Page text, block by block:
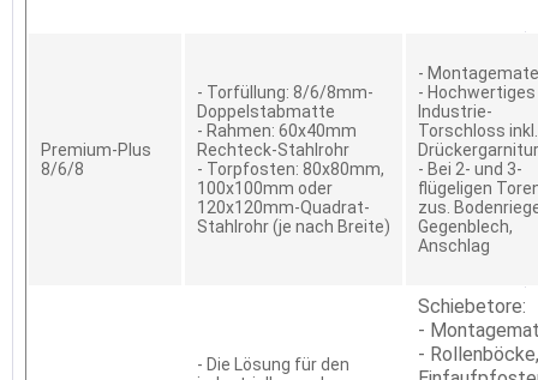
Premium-Plus
8/6/8
- Torfüllung: 8/6/8mm-
Doppelstabmatte
- Rahmen: 60x40mm
Rechteck-Stahlrohr
- Torpfosten: 80x80mm,
100x100mm oder
120x120mm-Quadrat-
Stahlrohr (je nach Breite)
-
- Hochwertiges
Industrie-
Torschloss inkl.
Drückergarnitur
- Bei 2- und 3-
flügeligen
zus.
Gegenblech,
Anschlag
- Die Lösung für den
Schiebetore:
-
- Rollenböcke,